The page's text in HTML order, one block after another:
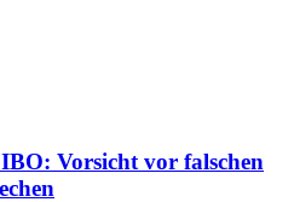
Vorsicht vor falschen